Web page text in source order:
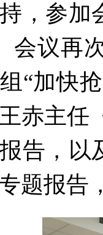
，参加
会议再
“加快
赤主任
告，以
题报告